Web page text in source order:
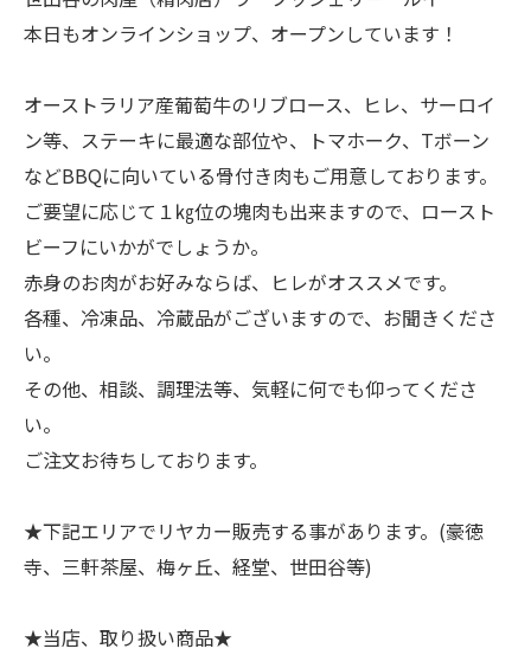
本日もオンラインショップ、オープンしています！
オーストラリア産葡萄牛のリブロース、ヒレ、サーロイ
ン等、ステーキに最適な部位や、トマホーク、Tボーン
などBBQに向いている骨付き肉もご用意しております。
ご要望に応じて１㎏位の塊肉も出来ますので、ロースト
ビーフにいかがでしょうか。
赤身のお肉がお好みならば、ヒレがオススメです。
各種、冷凍品、冷蔵品がございますので、お聞きくださ
い。
その他、相談、調理法等、気軽に何でも仰ってくださ
い。
ご注文お待ちしております。
★下記エリアでリヤカー販売する事があります。(豪徳
寺、三軒茶屋、梅ヶ丘、経堂、世田谷等)
★当店、取り扱い商品★